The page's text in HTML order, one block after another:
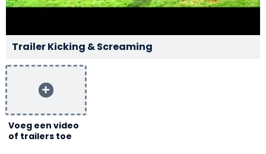
Trailer Kicking & Screaming
Voeg een video
of trailers toe